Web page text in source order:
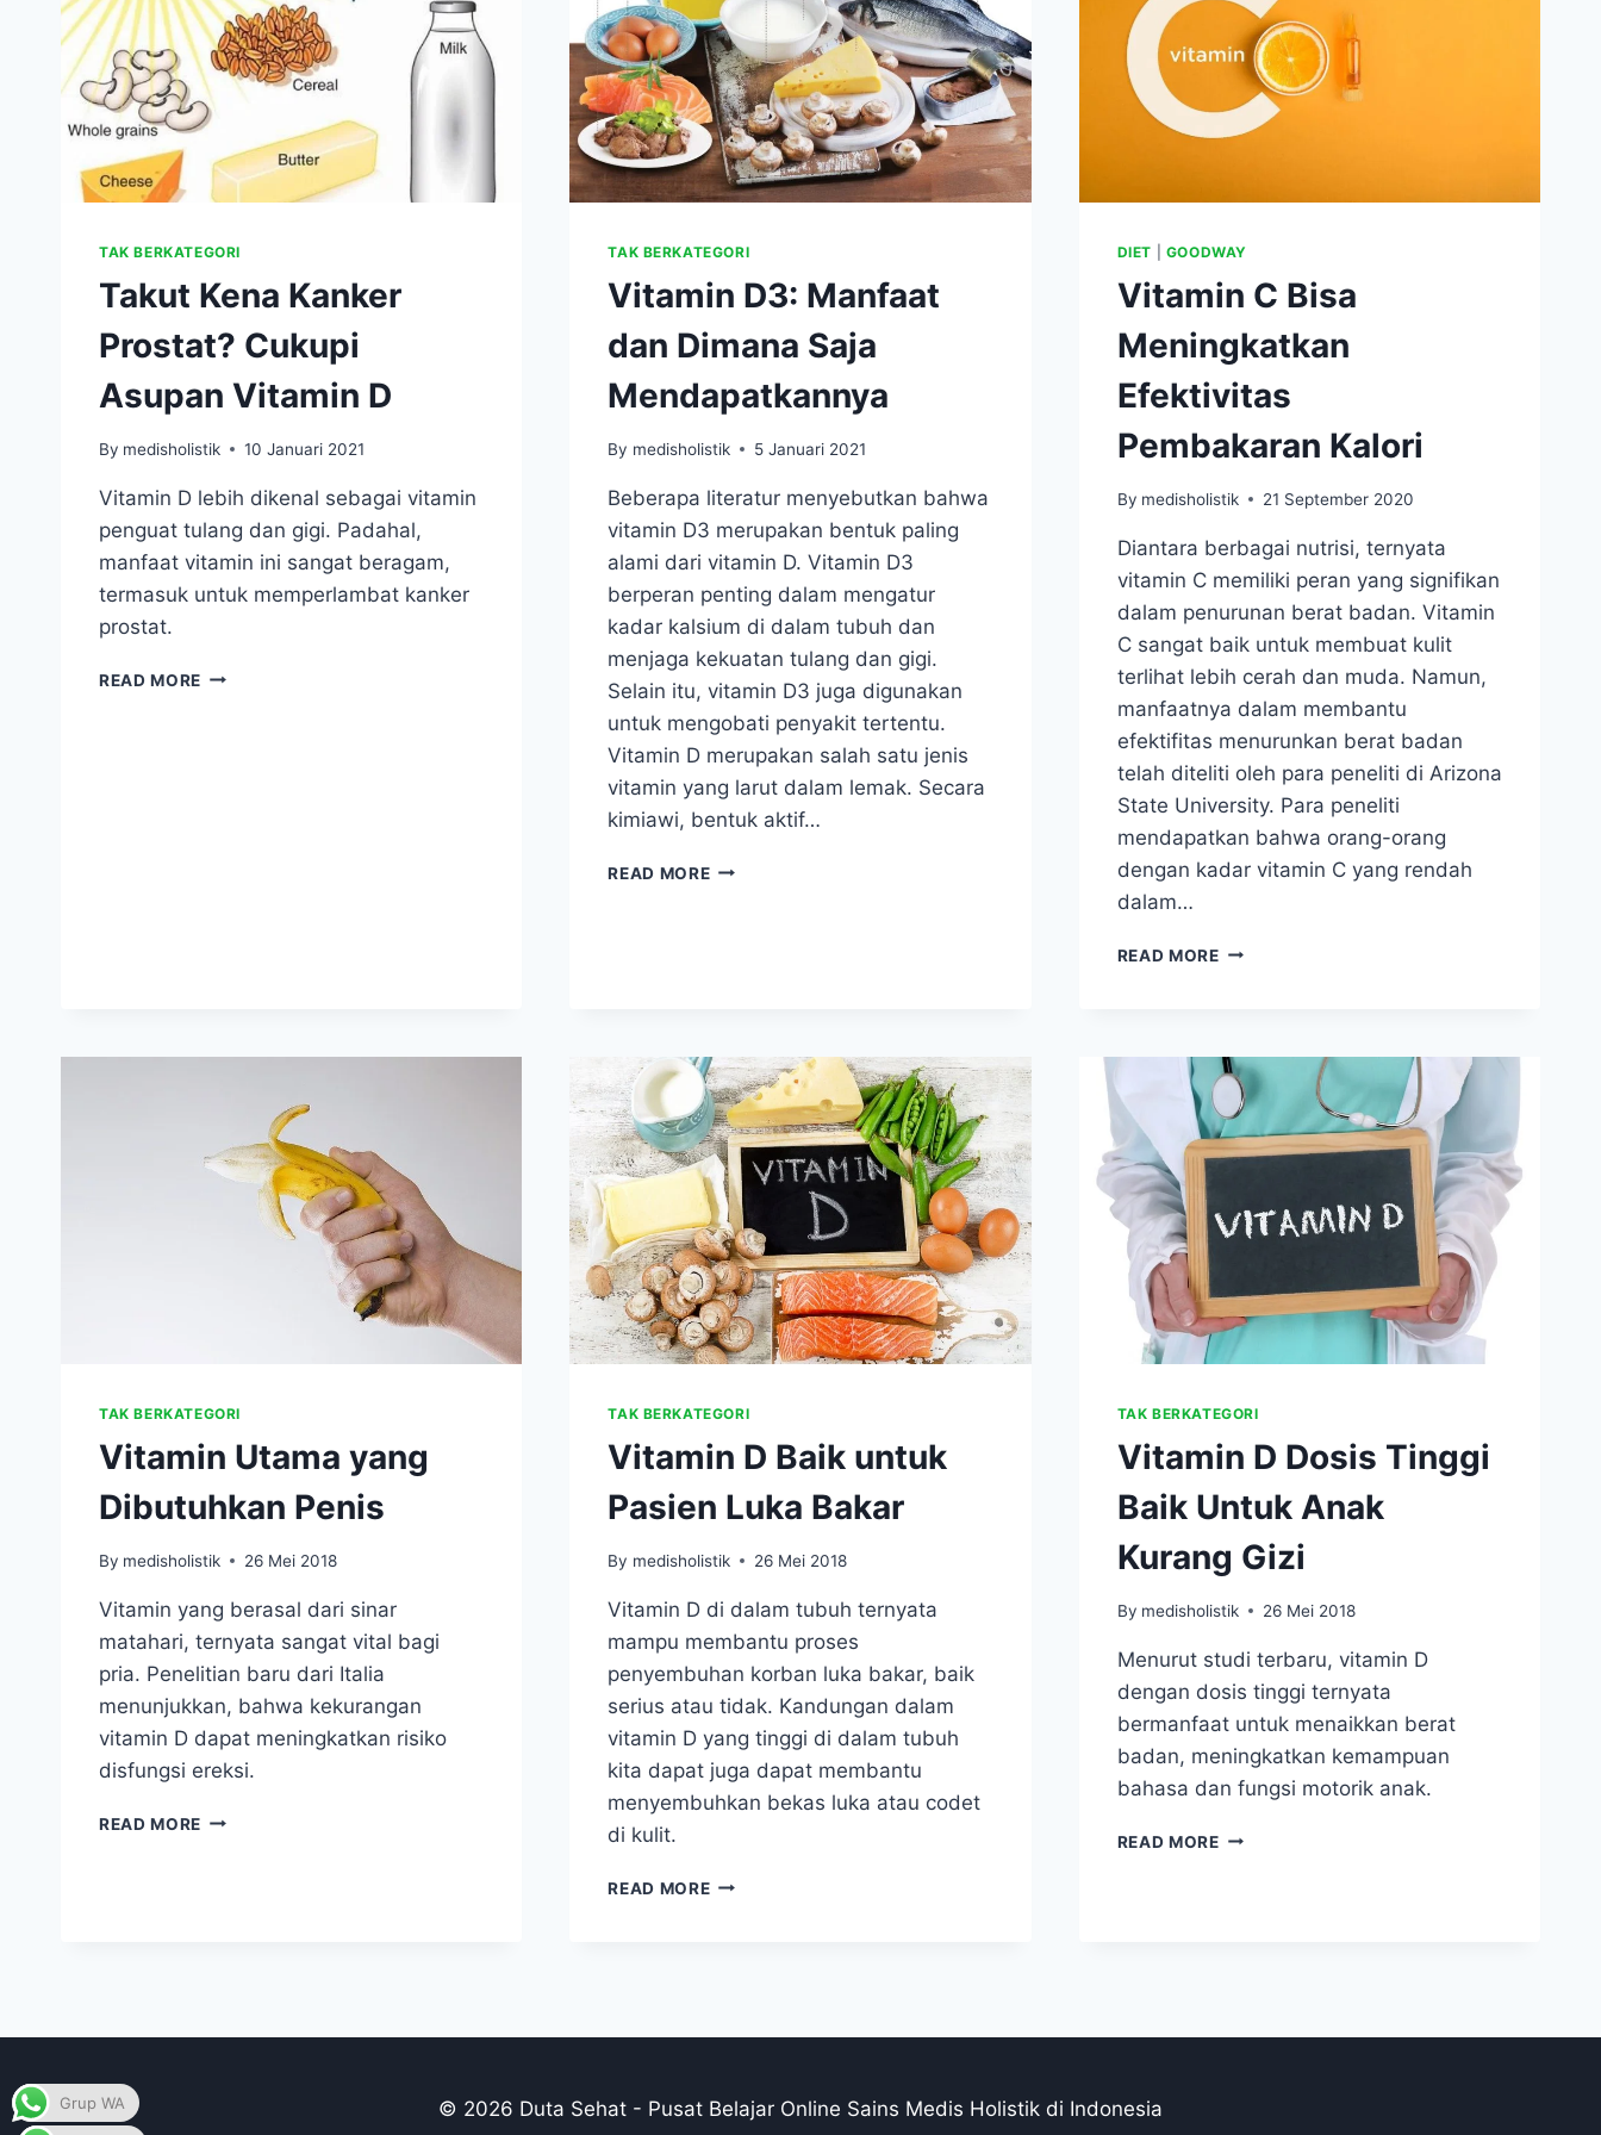
TAK BERKATEGORI
Takut Kena Kanker
Prostat? Cukupi
Asupan Vitamin D
By medisholistik 10 Januari 2021
Vitamin D lebih dikenal sebagai vitamin
penguat tulang dan gigi. Padahal,
manfaat vitamin ini sangat beragam,
termasuk untuk memperlambat kanker
prostat.
READ MORE TAKUT
TAK BERKATEGORI
Vitamin D3: Manfaat
dan Dimana Saja
Mendapatkannya
By medisholistik 5 Januari 2021
Beberapa literatur menyebutkan bahwa
vitamin D3 merupakan bentuk paling
alami dari vitamin D. Vitamin D3
berperan penting dalam mengatur
kadar kalsium di dalam tubuh dan
menjaga kekuatan tulang dan gigi.
Selain itu, vitamin D3 juga digunakan
untuk mengobati penyakit tertentu.
Vitamin D merupakan salah satu jenis
vitamin yang larut dalam lemak. Secara
kimiawi, bentuk aktif…
READ MOREVITAMIN
DIET GOODWAY
Vitamin C Bisa
Meningkatkan
Efektivitas
Pembakaran Kalori
By medisholistik 21 September 2020
Diantara berbagai nutrisi, ternyata
vitamin C memiliki peran yang signifikan
dalam penurunan berat badan. Vitamin
C sangat baik untuk membuat kulit
terlihat lebih cerah dan muda. Namun,
manfaatnya dalam membantu
efektifitas menurunkan berat badan
telah diteliti oleh para peneliti di Arizona
State University. Para peneliti
mendapatkan bahwa orang-orang
dengan kadar vitamin C yang rendah
dalam…
READ MOREVITAMIN
PEMBAKARAN
KALORI
TAK BERKATEGORI
Vitamin Utama yang
Dibutuhkan Penis
By medisholistik 26 Mei 2018
Vitamin yang berasal dari sinar
matahari, ternyata sangat vital bagi
pria. Penelitian baru dari Italia
menunjukkan, bahwa kekurangan
vitamin D dapat meningkatkan risiko
disfungsi ereksi.
READ MORE VITAMIN
TAK BERKATEGORI
Vitamin D Baik untuk
Pasien Luka Bakar
By medisholistik 26 Mei 2018
Vitamin D di dalam tubuh ternyata
mampu membantu proses
penyembuhan korban luka bakar, baik
serius atau tidak. Kandungan dalam
vitamin D yang tinggi di dalam tubuh
kita dapat juga dapat membantu
menyembuhkan bekas luka atau codet
di kulit.
READ MOREVITAMIN
TAK BERKATEGORI
Vitamin D Dosis Tinggi
Baik Untuk Anak
Kurang Gizi
By medisholistik 26 Mei 2018
Menurut studi terbaru, vitamin D
dengan dosis tinggi ternyata
bermanfaat untuk menaikkan berat
badan, meningkatkan kemampuan
bahasa dan fungsi motorik anak.
READ MOREVITAMIN
GIZI
© 2026 Duta Sehat - Pusat Belajar Online Sains Medis Holistik di Indonesia
Grup WA